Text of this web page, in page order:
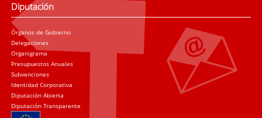
Diputación
Órganos de Gobierno
Delegaciones
Organigrama
Presupuestos Anuales
Subvenciones
Identidad Corporativa
Diputación Abierta
Diputación Transparente